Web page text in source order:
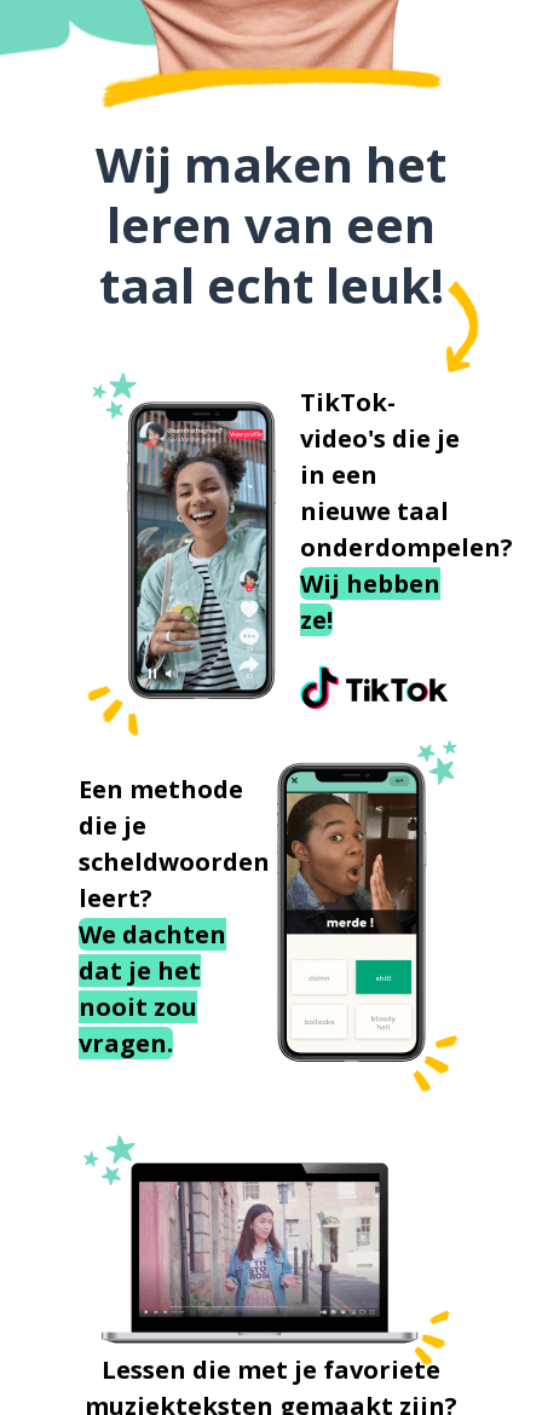
Wij maken het
leren van een
taal echt leuk!
TikTok-
video's die je
in een
nieuwe taal
onderdompelen?
Wij hebben
ze!
Een methode
die je
scheldwoorden
leert?
We dachten
dat je het
nooit zou
vragen.
Lessen die met je favoriete
muziekteksten gemaakt zijn?